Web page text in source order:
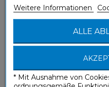
Deutsch
Weitere Informationen
ALLE
* Mit Ausnahme von